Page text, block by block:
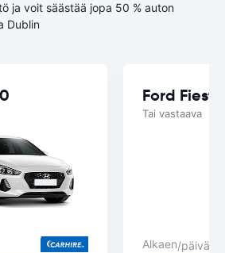
ja voit säästää jopa 50 % auton
Dublin
Ford Fiesta
Tai vastaava
Alkaen/päivä